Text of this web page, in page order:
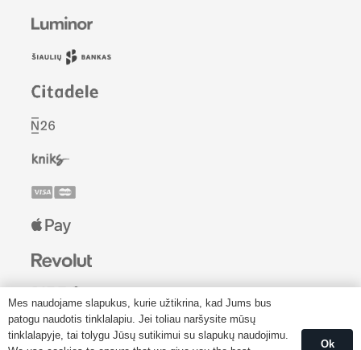
Mes naudojame slapukus, kurie užtikrina, kad Jums bus
patogu naudotis tinklalapiu. Jei toliau naršysite mūsų
tinklalapyje, tai tolygu Jūsų sutikimui su slapukų naudojimu.
Ok